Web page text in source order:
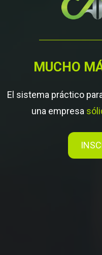
MUCHO
El sistema práctico
una empresa